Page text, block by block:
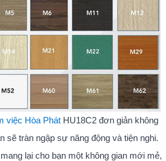
việc Hòa PhátHU18C2 đơn giản không
sẽ tràn ngập sự năng động và tiện nghi.
lại cho bạn một không gian mới mẻ,